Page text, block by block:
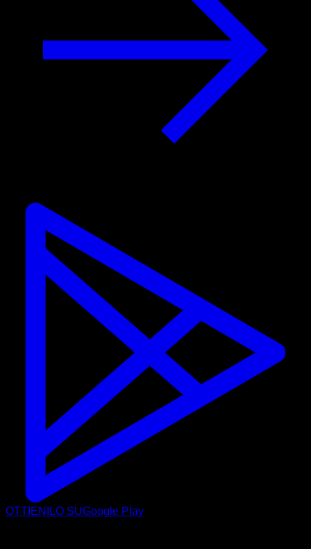
OTTIENILO SUGoogle Play